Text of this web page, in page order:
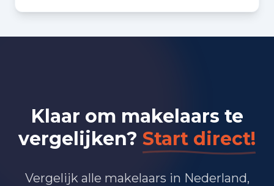
Bedrijvigheid in Den Haag
(2025)
Zakelijke dienstverlening 24.090
Overheid, onderwijs en zorg 17.160
Landbouw, bosbouw en visserij 4.330
Klaar om makelaars te
vergelijken? Start direct!
Vergelijk alle makelaars in Nederland,